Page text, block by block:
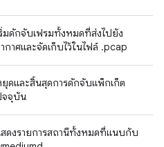
มดักจับเฟรมทั้งหมดที่ส่งไปยัง
กาศและจัดเก็บไว้ในไฟล์ .pcap
ดและสิ้นสุดการดักจับแพ็กเก็ต
จุบัน
ดงรายการสถานีทั้งหมดที่แนบกับ